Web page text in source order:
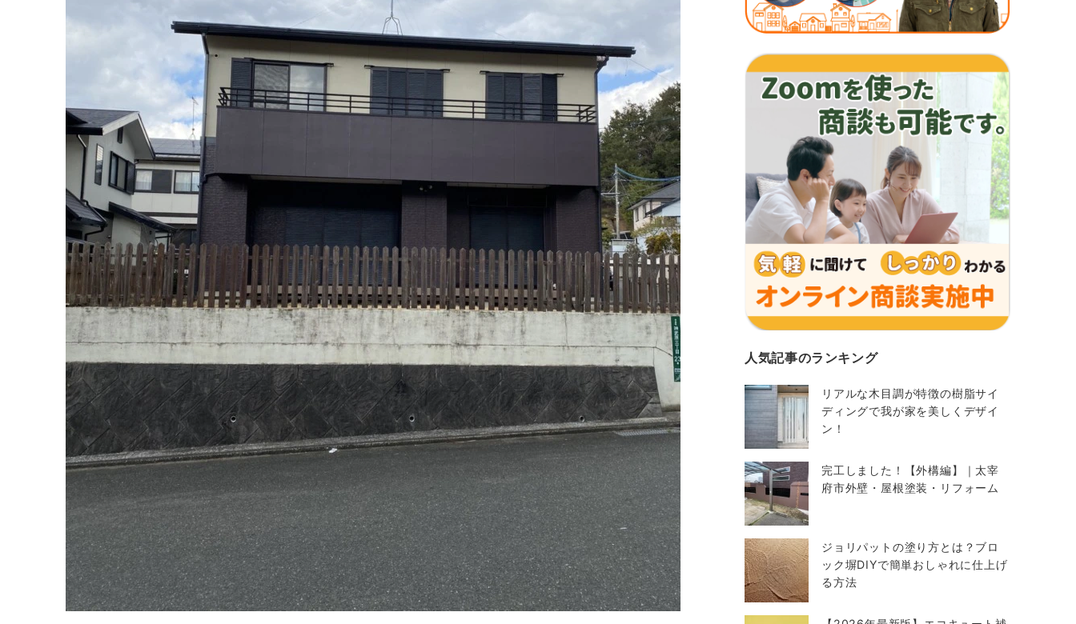
人気記事のランキング
リアルな木目調が特徴の樹脂サイ
ディングで我が家を美しくデザイ
ン！
完工しました！【外構編】｜太宰
府市外壁・屋根塗装・リフォーム
ジョリパットの塗り方とは？ブロ
ック塀DIYで簡単おしゃれに仕上げ
る方法